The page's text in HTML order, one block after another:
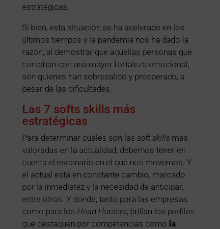
estratégicas.
Si bien, esta situación se ha acelerado en los
últimos tiempos y la pandemia nos ha dado la
razón, al demostrar que aquellas personas que
contaban con una mayor fortaleza emocional,
son quienes han sobresalido y prosperado, a
pesar de las dificultades.
Las 7 softs skills más
estratégicas
Para determinar cuáles son las soft skillsmás
valoradas en la actualidad, debemos tener en
cuenta el escenario en el que nos movemos. Y
el actual está en constante cambio, marcado
por la inmediatez y la necesidad de anticipar,
entre otros. Y donde, tanto para las empresas
como para los Head Hunters, brillan los perfiles
que destaquen por competencias como la